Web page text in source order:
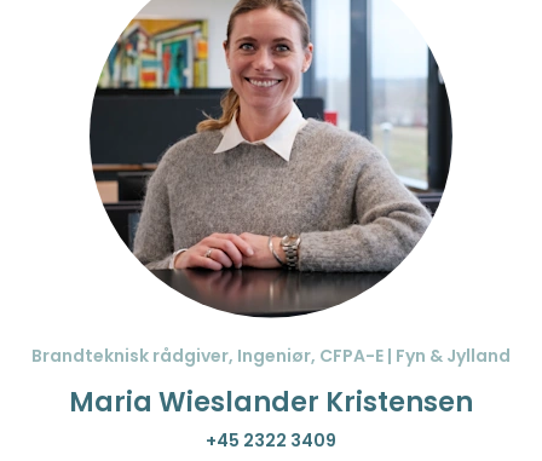
Brandteknisk rådgiver, Ingeniør, CFPA-E | Fyn & Jylland
Maria Wieslander Kristensen
+45 2322 3409